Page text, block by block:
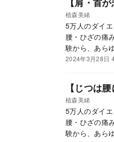
【肩・首
植森美緒
5万人のダイ
腰・ひざの痛
験から、あら
ない動作を身
2024年3月28日
【じつは
植森美緒
5万人のダイ
腰・ひざの痛
験から、あら